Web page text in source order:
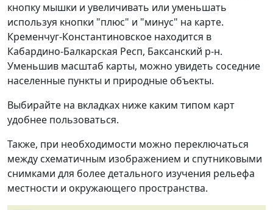
кнопку мышки и увеличивать или уменьшать
используя кнопки "плюс" и "минус" на карте.
Кременчуг-Константиновское находится в
Кабардино-Балкарская Респ, Баксанский р-н.
Уменьшив масштаб карты, можно увидеть соседние
населенные пункты и природные объекты.
Выбирайте на вкладках ниже каким типом карт
удобнее пользоваться.
Также, при необходимости можно переключаться
между схематичным изображением и спутниковыми
снимками для более детального изучения рельефа
местности и окружающего пространства.